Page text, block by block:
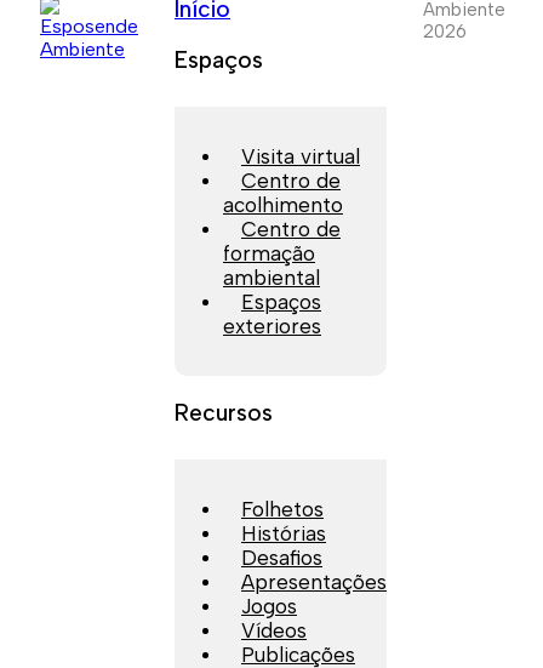
Início
Espaços
Visita virtual
Centro de
acolhimento
Centro de
formação
ambiental
Espaços
exteriores
Recursos
Folhetos
Histórias
Desafios
Apresentações
Jogos
Vídeos
Publicações
Ambiente
2026